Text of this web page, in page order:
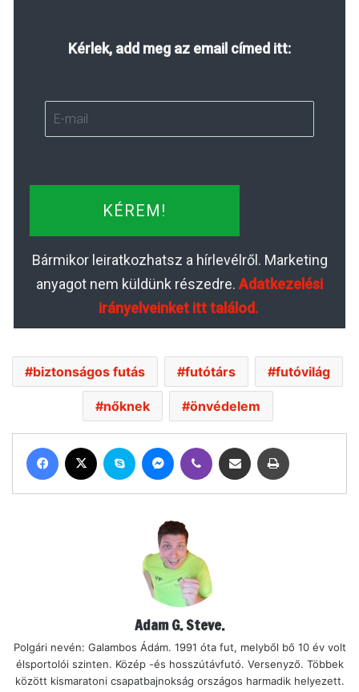
Kérlek, add meg az email címed itt:
KÉREM!
Bármikor leiratkozhatsz a hírlevélről. Marketing
anyagot nem küldünk részedre.Adatkezelési
irányelveinket itt találod.
biztonságos futás futótárs futóvilág
nőknek önvédelem
Adam G. Steve.
Polgári nevén: Galambos Ádám. 1991 óta fut, melyből bő 10 év volt
élsportolói szinten. Közép -és hosszútávfutó. Versenyző. Többek
között kismaratoni csapatbajnokság országos harmadik helyezett.